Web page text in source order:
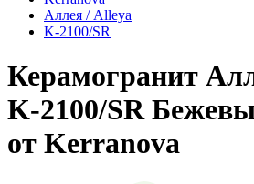
Аллея / Alleya
K-2100/SR
Керамогранит
K-2100/SR
от Kerranova